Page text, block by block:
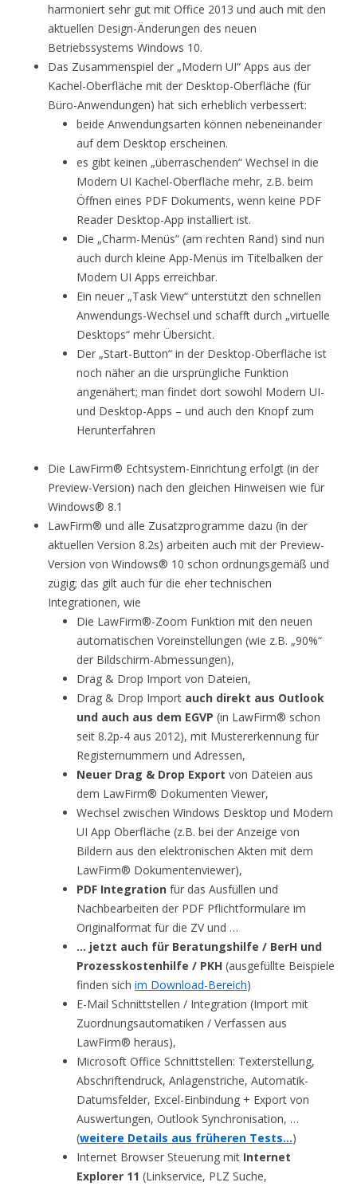
harmoniert sehr gut mit Office 2013 und auch mit den
aktuellen Design-Änderungen des neuen
Betriebssystems Windows 10.
Das Zusammenspiel der „Modern UI“ Apps aus der
Kachel-Oberfläche mit der Desktop-Oberfläche (für
Büro-Anwendungen) hat sich erheblich verbessert:
beide Anwendungsarten können nebeneinander
auf dem Desktop erscheinen.
es gibt keinen „überraschenden“ Wechsel in die
Modern UI Kachel-Oberfläche mehr, z.B. beim
Öffnen eines PDF Dokuments, wenn keine PDF
Reader Desktop-App installiert ist.
Die „Charm-Menüs“ (am rechten Rand) sind nun
auch durch kleine App-Menüs im Titelbalken der
Modern UI Apps erreichbar.
Ein neuer „Task View“ unterstützt den schnellen
Anwendungs-Wechsel und schafft durch „virtuelle
Desktops“ mehr Übersicht.
Der „Start-Button“ in der Desktop-Oberfläche ist
noch näher an die ursprüngliche Funktion
angenähert; man findet dort sowohl Modern UI-
und Desktop-Apps – und auch den Knopf zum
Herunterfahren
Die LawFirm® Echtsystem-Einrichtung erfolgt (in der
Preview-Version) nach den gleichen Hinweisen wie für
Windows® 8.1
LawFirm® und alle Zusatzprogramme dazu (in der
aktuellen Version 8.2s) arbeiten auch mit der Preview-
Version von Windows® 10 schon ordnungsgemäß und
zügig; das gilt auch für die eher technischen
Integrationen, wie
Die LawFirm®-Zoom Funktion mit den neuen
automatischen Voreinstellungen (wie z.B. „90%“
der Bildschirm-Abmessungen),
Drag & Drop Import von Dateien,
Drag & Drop Import auch direkt aus Outlook
und auch aus dem EGVP (in LawFirm® schon
seit 8.2p-4 aus 2012), mit Mustererkennung für
Registernummern und Adressen,
Neuer Drag & Drop Export von Dateien aus
dem LawFirm® Dokumenten Viewer,
Wechsel zwischen Windows Desktop und Modern
UI App Oberfläche (z.B. bei der Anzeige von
Bildern aus den elektronischen Akten mit dem
LawFirm® Dokumentenviewer),
PDF Integration für das Ausfüllen und
Nachbearbeiten der PDF Pflichtformulare im
Originalformat für die ZV und …
… jetzt auch für Beratungshilfe / BerH und
Prozesskostenhilfe / PKH (ausgefüllte Beispiele
finden sich im Download-Bereich)
E-Mail Schnittstellen / Integration (Import mit
Zuordnungsautomatiken / Verfassen aus
LawFirm® heraus),
Microsoft Office Schnittstellen: Texterstellung,
Abschriftendruck, Anlagenstriche, Automatik-
Datumsfelder, Excel-Einbindung + Export von
Auswertungen, Outlook Synchronisation, …
(weitere Details aus früheren Tests…)
Internet Browser Steuerung mit Internet
Explorer 11 (Linkservice, PLZ Suche,